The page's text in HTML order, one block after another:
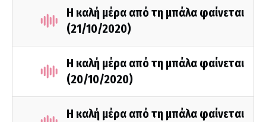
Η καλή μέρα από τη μπάλα φαίνεται
(21/10/2020)
Η καλή μέρα από τη μπάλα φαίνεται
(20/10/2020)
Η καλή μέρα από τη μπάλα φαίνεται